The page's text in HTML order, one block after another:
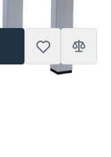
Op voorraad